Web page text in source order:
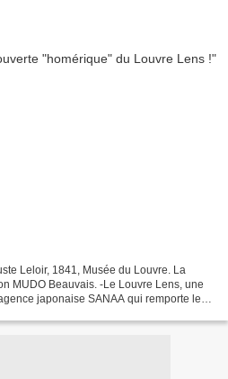
Leloir, 1841, Musée du Louvre. La
MUDO Beauvais. -Le Louvre Lens, une
japonaise SANAA qui remporte le